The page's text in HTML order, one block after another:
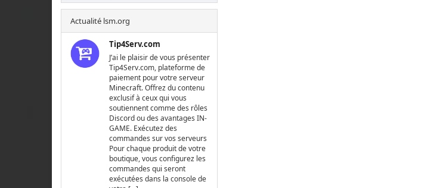
Actualité lsm.org
Tip4Serv.com
J’ai le plaisir de vous présenter
Tip4Serv.com, plateforme de
paiement pour votre serveur
Minecraft. Offrez du contenu
exclusif à ceux qui vous
soutiennent comme des rôles
Discord ou des avantages IN-
GAME. Exécutez des
commandes sur vos serveurs
Pour chaque produit de votre
boutique, vous configurez les
commandes qui seront
exécutées dans la console de